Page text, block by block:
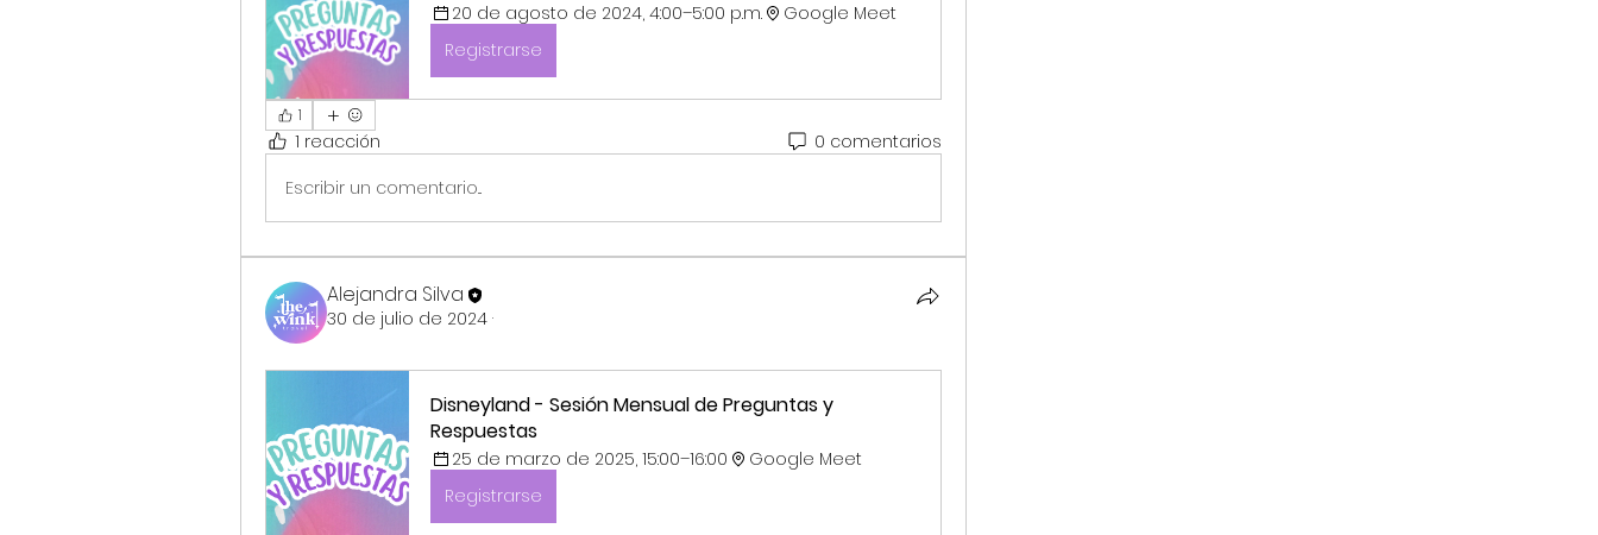
20 de agosto de 2024, 4:00–5:00 p.m.
Google Meet
Registrarse
1
1 reacción
0 comentarios
Escribir un comentario...
Alejandra Silva
30 de julio de 2024 ·
Disneyland - Sesión Mensual de Preguntas y
Respuestas
25 de marzo de 2025, 15:00–16:00
Google Meet
Registrarse